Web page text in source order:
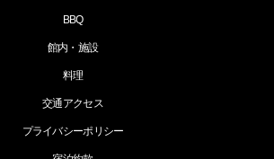
BBQ
館内・施設
料理
交通アクセス
プライバシーポリシー